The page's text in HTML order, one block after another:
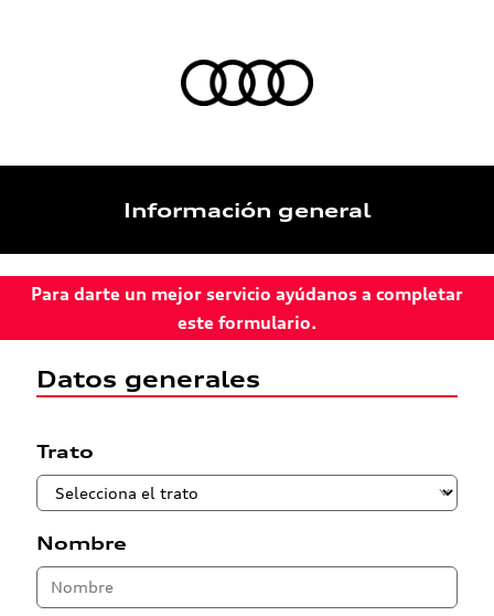
Información general
Para darte un mejor servicio ayúdanos a completar
este formulario.
Datos generales
Trato
Nombre